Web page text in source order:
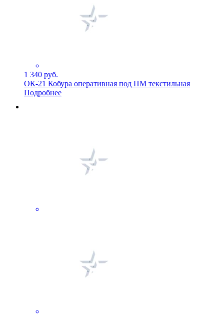
1 340 руб.
ОК-21 Кобура оперативная под ПМ текстильная
Подробнее